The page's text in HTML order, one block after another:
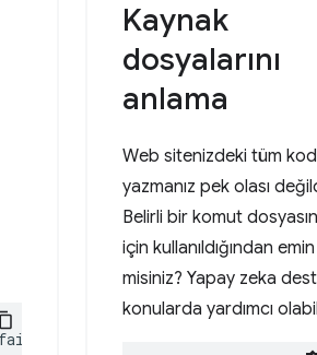
Kaynak
dosyalarını
anlama
Web sitenizdeki tüm
yazmanız pek olası
Belirli bir komut
için kullanıldığından
misiniz? Yapay zeka
konularda yardımcı